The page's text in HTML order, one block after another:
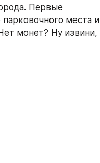
Первые
места и
монет? Ну извини,